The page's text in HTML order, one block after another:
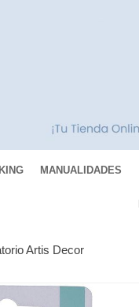
MANUALIDADES
Artis Decor